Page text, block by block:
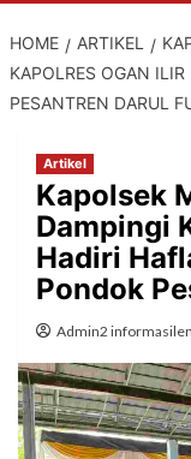
HOME ARTIKEL
KAPOLRES OGAN
PESANTREN DARUL
Artikel
Kapolsek
Dampingi
Hadiri
Pondok
Admin2